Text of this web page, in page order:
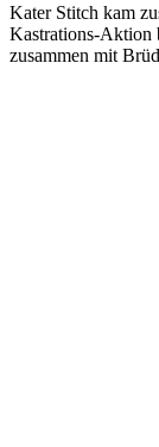
Kater Stitch kam
Kastrations-Aktion
zusammen mit